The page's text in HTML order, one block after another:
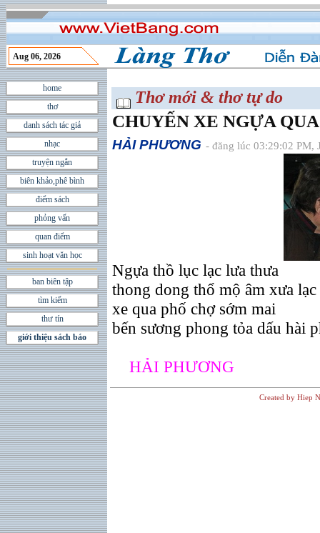
Aug 06, 2026
home
thơ
danh sách tác giả
nhạc
truyện ngắn
biên khảo,phê bình
điểm sách
phỏng vấn
quan điểm
sinh hoạt văn học
ban biên tập
tìm kiếm
thư tín
giới thiệu sách báo
Thơ mới & thơ tự do
CHUYẾN XE NGỰA
HẢI PHƯƠNG - đăng lúc 03:29:02 PM,
Ngựa thồ lục lạc lưa thưa
thong dong thổ mộ âm xưa
xe qua phố chợ sớm mai
bến sương phong tỏa dấu hài
HẢI PHƯƠNG
Created by Hiep